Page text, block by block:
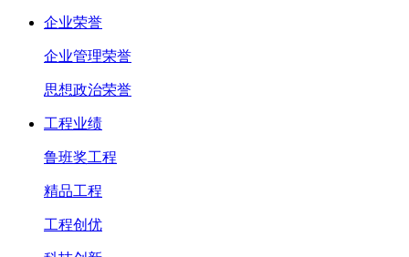
企业荣誉
企业管理荣誉
思想政治荣誉
工程业绩
鲁班奖工程
精品工程
工程创优